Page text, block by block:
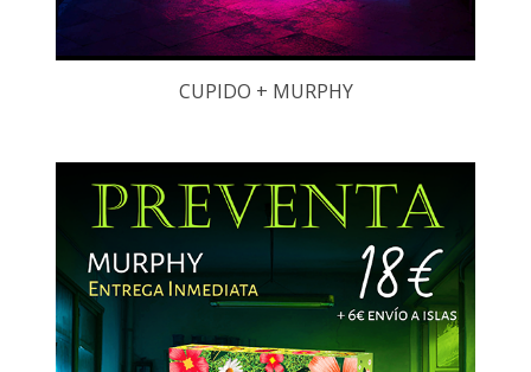
CUPIDO + MURPHY